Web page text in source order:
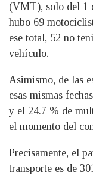
(VMT), solo del 1
hubo 69
ese total, 52 no
vehículo.
Asimismo, de las
esas mismas
y el 24.7 % de
el momento del
Precisamente, el
transporte es de